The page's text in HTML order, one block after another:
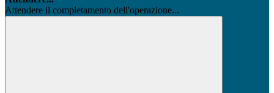
Attendere il completamento dell'operazione...